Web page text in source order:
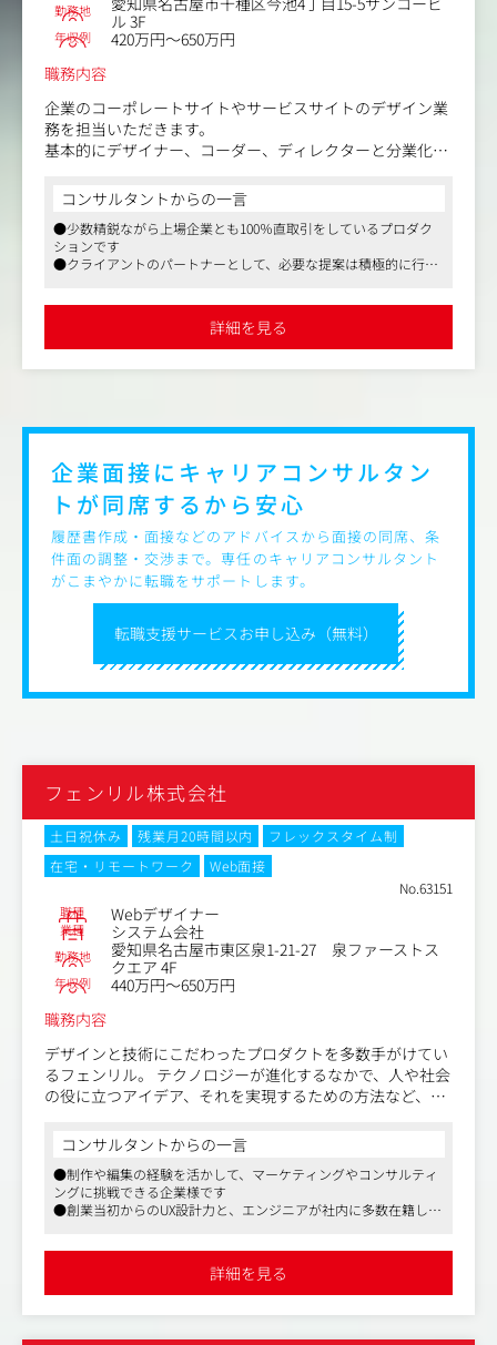
ため社内にはUX/UIに関連する資格保有者が多数在籍して
います。
最高の使い心地を実現するため、チーム全員でクライアン
企画提案、プロモーション計画の立案、ユーザー視点での
課題発見などさらなる改善を提案しながら完成度の高いア
プリやサイト、
つくりあげます。
またバックエンドエンジニア、フロントエンドエンジニア
も多数在籍されており、高い開発速度と技術力を有するこ
イアントと一緒にサービスを成長させる部分に重きをおい
＜募集背景・体制＞
しています。
イブリッド勤務形態でもあるため、勤務・就業いただく上
での障壁は有りませんのでご安心ください。
【仕事内容（変更の範囲）】会社の定める業務
勤務地
ル 3F
年収例
420万円～650万円
職務内容
企業のコーポレートサイトやサービスサイトのデザイン業
務を担当いただきます。
基本的にデザイナー、コーダー、ディレクターと分業化さ
を高め合える環境です。
同社はクオリティの追求のため代理店を挟まず、上場企業
や官公庁と直接取引しており、業種問わずさまざまなWeb
サイトを制作・運用していますので幅広くスキルアップが
でき、デザイナーが企画の段階から参加して、企画案や提
案を出すこともあります。
広い領域で活躍いただけます。
社内では月1回のペースで勉強会を実施しています。社員
が自主的に開催しており、意見交換をすることで刺激を得
て、日々の業務に活かしています。
＜業務一例＞
・クライアントとの商談
・企画提案
・Webデザイン（コーポレートサイトやサービスサイトな
・グラフィックデザイン（会社案内やマニュアル、パンフ
レットなど）
・社内打ち合わせ（ディレクターへのプレゼン） など
コンサルタントからの一言
●少数精鋭ながら上場企業とも100％直取引をしているプロダク
ションです
●クライアントのパートナーとして、必要な提案は積極的に行う
けることで、1つのクライアントと強固な関係値を築いています
詳細を見る
転職支援サービスお申し込み（無料）
企業面接にキャリアコンサルタン
トが同席するから安心
履歴書作成・面接などのアドバイスから面接の同席、条
件面の調整・交渉まで。専任のキャリアコンサルタント
がこまやかに転職をサポートします。
フェンリル株式会社
土日祝休み 残業月20時間以内
フレックスタイム制
在宅・リモートワーク
Web面接
No.63151
職種 Webデザイナー
業種 システム会社
勤務地
愛知県名古屋市東区泉1-21-27 泉ファーストス
クエア 4F
年収例
440万円～650万円
職務内容
デザインと技術にこだわったプロダクトを多数手がけてい
るフェンリル。 テクノロジーが進化するなかで、人や社会
の役に立つアイデア、それを実現するための方法など、ア
なく「人間味」を大切にしたデザイン、サービスを生み出
していきます。今回の募集ポジションでは、スマートフォ
ンアプリ、WebサイトのUIデザインをお任せいたします。
同社は世の中の「体験」をより良く変えるため、UX / UIの
知見を生かした設計、ビジュアルデザインはもちろん、ユ
る全てをデザインしています。
※主な実績…https://www.fenrir-inc.com/jp/works/
コンサルタントからの一言
●制作や編集の経験を活かして、マーケティングやコンサルティ
ングに挑戦できる企業様です
●創業当初からのUX設計力と、エンジニアが社内に多数在籍して
成長にまで関われる機会がございます
詳細を見る